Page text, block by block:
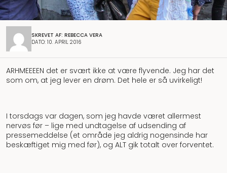
SKREVET AF: REBECCA VERA
DATO: 10. APRIL 2016
ARHMEEEEN det er svært ikke at være flyvende. Jeg har det
som om, at jeg lever en drøm. Det hele er så uvirkeligt!
I torsdags var dagen, som jeg havde været allermest
nervøs før – lige med undtagelse af udsending af
pressemeddelse (et område jeg aldrig nogensinde har
beskæftiget mig med før), og ALT gik totalt over forventet.